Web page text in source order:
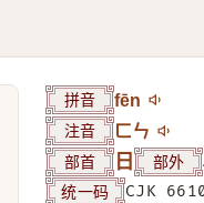
拼音 fēn
注音 ㄈㄣ
部首 日 部外
统一码 CJK